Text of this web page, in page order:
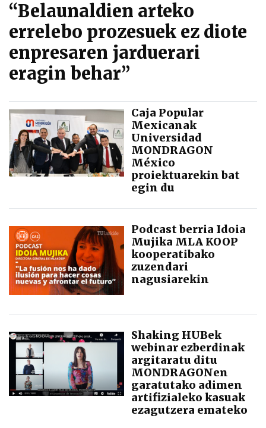
“Belaunaldien arteko
errelebo prozesuek ez diote
enpresaren jarduerari
eragin behar”
Caja Popular
Mexicanak
Universidad
MONDRAGON
México
proiektuarekin bat
egin du
Podcast berria Idoia
Mujika MLA KOOP
kooperatibako
zuzendari
nagusiarekin
Shaking HUBek
webinar ezberdinak
argitaratu ditu
MONDRAGONen
garatutako adimen
artifizialeko kasuak
ezagutzera emateko